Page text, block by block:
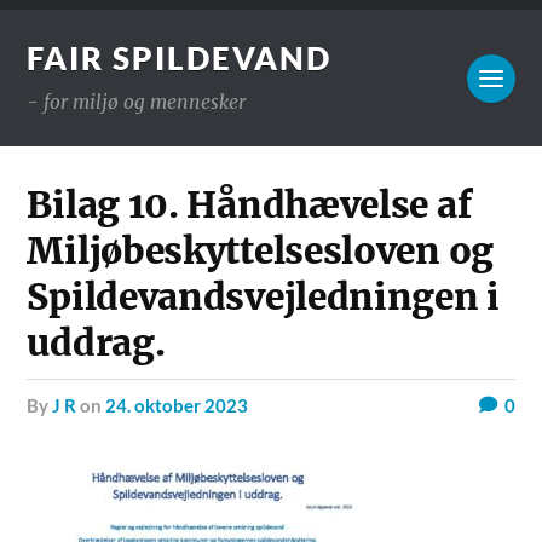
FAIR SPILDEVAND
- for miljø og mennesker
Bilag 10. Håndhævelse af
Miljøbeskyttelsesloven og
Spildevandsvejledningen i
uddrag.
byJ R on 24. oktober 2023 0